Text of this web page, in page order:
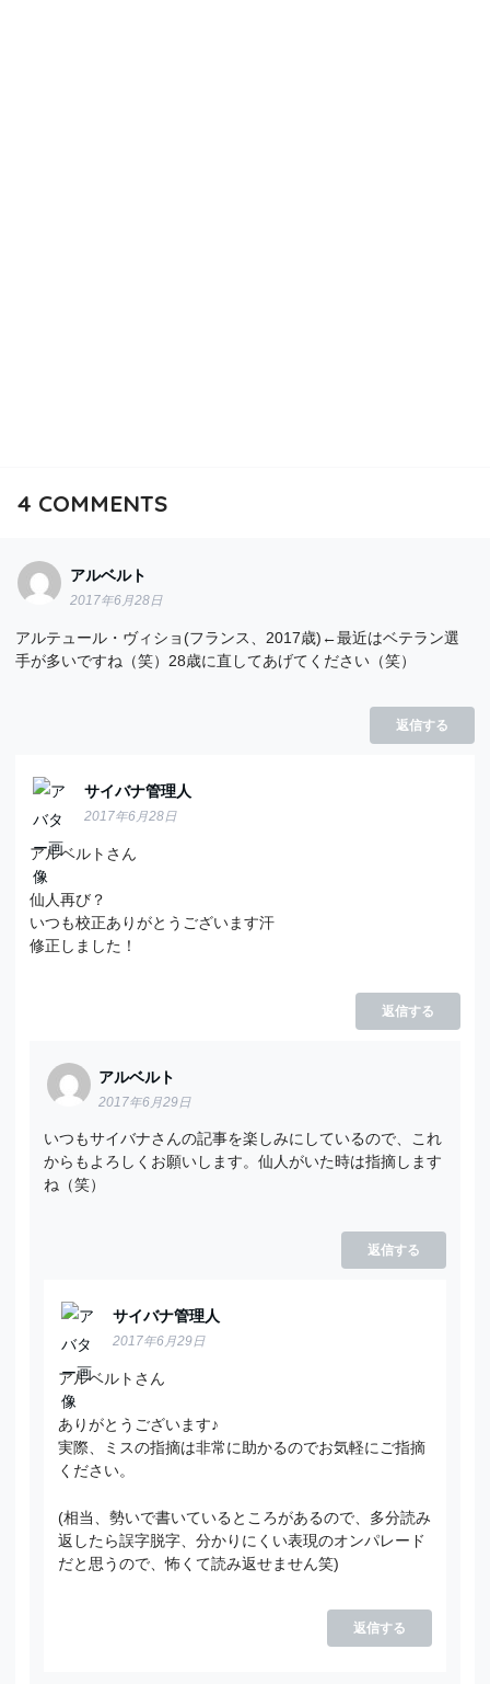
4 COMMENTS
アルベルト
2017年6月28日
アルテュール・ヴィショ(フランス、2017歳)←最近はベテラン選
手が多いですね（笑）28歳に直してあげてください（笑）
返信する
サイバナ管理人
2017年6月28日
アルベルトさん
仙人再び？
いつも校正ありがとうございます汗
修正しました！
返信する
アルベルト
2017年6月29日
いつもサイバナさんの記事を楽しみにしているので、これ
からもよろしくお願いします。仙人がいた時は指摘します
ね（笑）
返信する
サイバナ管理人
2017年6月29日
アルベルトさん
ありがとうございます♪
実際、ミスの指摘は非常に助かるのでお気軽にご指摘
ください。
(相当、勢いで書いているところがあるので、多分読み
返したら誤字脱字、分かりにくい表現のオンパレード
だと思うので、怖くて読み返せません笑)
返信する